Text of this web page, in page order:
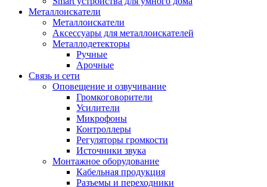
Металлоискатели
Металлоискатели
Аксессуары для металлоискателей
Металлодетекторы
Ручные
Арочные
Связь и сети
Оповещение и озвучивание
Громкоговорители
Усилители
Микрофоны
Контроллеры
Регуляторы громкости
Источники звука
Монтажное оборудование
Кабельная продукция
Разъемы и переходники